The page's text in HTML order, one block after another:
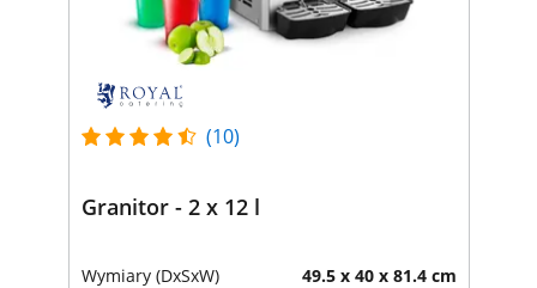
(10)
Granitor - 2 x 12 l
Wymiary (DxSxW) 49.5 x 40 x 81.4 cm